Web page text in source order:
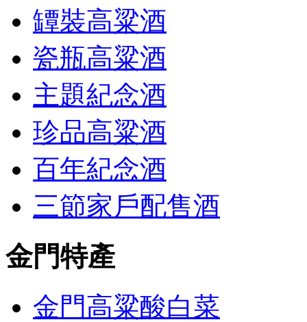
罈裝高粱酒
瓷瓶高粱酒
主題紀念酒
珍品高粱酒
百年紀念酒
三節家戶配售酒
金門特產
金門高粱酸白菜